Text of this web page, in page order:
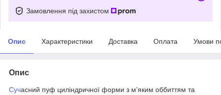
Замовлення під захистом
Опис Характеристики Доставка Оплата Умови
Опис
Сучасний пуф циліндричної форми з м’яким оббиттям та